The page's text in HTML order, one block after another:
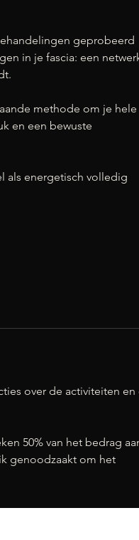
geprobeerd
in je fascia: een
methode om je hele
en een bewuste
als energetisch volledig
over de activiteiten en
50% van het bedrag
genoodzaakt om het